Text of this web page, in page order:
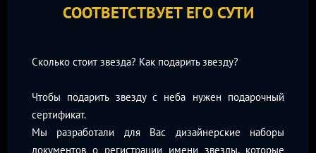
СООТВЕТСТВУЕТ ЕГО СУТИ
Сколько стоит звезда? Как подарить звезду?
Чтобы подарить звезду с неба нужен подарочный
сертификат.
Мы разработали для Вас дизайнерские наборы
документов о регистрации имени звезды, которые